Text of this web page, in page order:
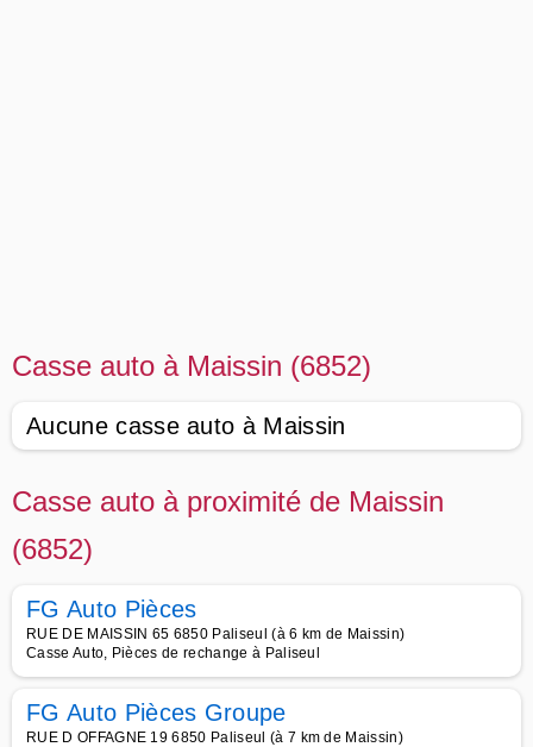
Casse auto à Maissin (6852)
Aucune casse auto à Maissin
Casse auto à proximité de Maissin
(6852)
FG Auto Pièces
RUE DE MAISSIN 65 6850 Paliseul (à 6 km de Maissin)
Casse Auto, Pièces de rechange à Paliseul
FG Auto Pièces Groupe
RUE D OFFAGNE 19 6850 Paliseul (à 7 km de Maissin)